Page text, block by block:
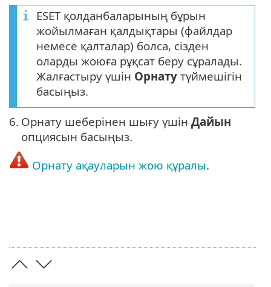
ESET қолданбаларының бұрын
жойылмаған қалдықтары (файлдар
немесе қалталар) болса, сізден
оларды жоюға рұқсат беру сұралады.
Жалғастыру үшін Орнату түймешігін
басыңыз.
6. Орнату шеберінен шығу үшін Дайын
опциясын басыңыз.
Орнату ақауларын жою құралы.